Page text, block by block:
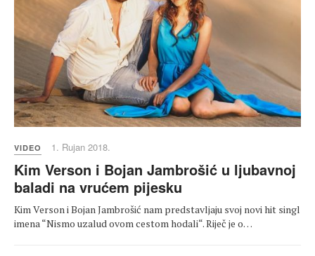
VIDEO 1. Rujan 2018.
Kim Verson i Bojan Jambrošić u ljubavnoj
baladi na vrućem pijesku
Kim Verson i Bojan Jambrošić nam predstavljaju svoj novi hit singl
imena “Nismo uzalud ovom cestom hodali“. Riječ je o…